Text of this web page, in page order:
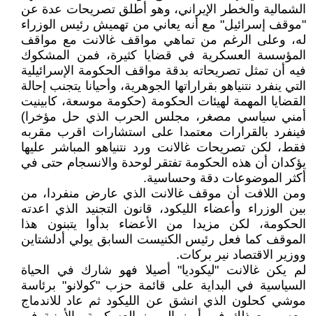
الشمالية والخطر الإيراني، وهو أطلق تصريحات عدة عن
"موقف إسرائيل" مع أنه يعاني من تهميش رئيس الوزراء
له، وعلى الرغم من تماهي مواقف غالانت مع مواقف
المؤسسة العسكرية في قضايا كثيرة، فمن المشكوك
فيه أن تمثل تصريحاته بدقة مواقف الحكومة الإسرائيلية
التي ينفرد نتنياهو بقراراتها الجوهرية، وأحيانا يتجنب إحالة
القضايا المهمة لهيئات الحكومة (حكومة موسعة، كابينيت
أمني سياسي مصغر، مجلس الحرب الذي حل مؤخرا)
فينفرد بالقرارات معتمدا على استشارات اقرب مقربه
فقط، لكن تصريحات غالانت ورد نتنياهو المباشر عليها
يؤكدان أن هذه الحكومة تفتقر لوحدة والانسجام حتى في
أكثر الموضوعات دقة وحساسية.
ومن اللافت أن موقف غالانت الذي عارض منفردا، من
بين الوزراء وأعضاء الليكود، قانون التجنيد الذي اعدته
الحكومة، لكن مزيدا من الأعضاء بدأوا يتبنون هذا
الموقف كما فعل رئيس الكنيست السابق يولي أدلشتاين
ووزير الاقتصاد نير بركات.
لم يكن غالانت "ليكوديا" أصيلا فهو شارك في الحياة
السياسية في البداية على قائمة حزب "كولانو" برئاسة
موشي كحلون الذي انشق عن الليكود ثم عاد للاندماج